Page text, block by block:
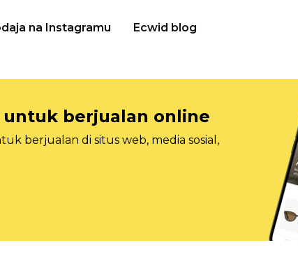
na Instagramu Ecwid blog
untuk berjualan online
berjualan di situs web, media sosial,